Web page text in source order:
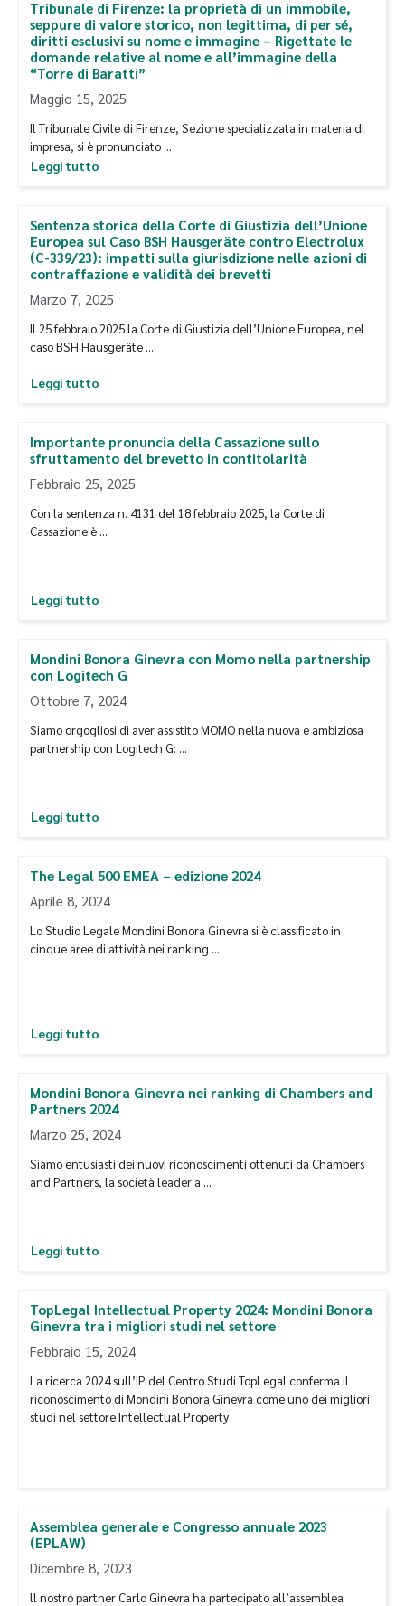
Tribunale di Firenze: la proprietà di un immobile,
seppure di valore storico, non legittima, di per sé,
diritti esclusivi su nome e immagine – Rigettate le
domande relative al nome e all’immagine della
“Torre di Baratti”
Maggio 15, 2025
Il Tribunale Civile di Firenze, Sezione specializzata in materia di
impresa, si è pronunciato …
Leggi tutto
Sentenza storica della Corte di Giustizia dell’Unione
Europea sul Caso BSH Hausgeräte contro Electrolux
(C-339/23): impatti sulla giurisdizione nelle azioni di
contraffazione e validità dei brevetti
Marzo 7, 2025
Il 25 febbraio 2025 la Corte di Giustizia dell’Unione Europea, nel
caso BSH Hausgeräte …
Leggi tutto
Importante pronuncia della Cassazione sullo
sfruttamento del brevetto in contitolarità
Febbraio 25, 2025
Con la sentenza n. 4131 del 18 febbraio 2025, la Corte di
Cassazione è …
Leggi tutto
Mondini Bonora Ginevra con Momo nella partnership
con Logitech G
Ottobre 7, 2024
Siamo orgogliosi di aver assistito MOMO nella nuova e ambiziosa
partnership con Logitech G: …
Leggi tutto
The Legal 500 EMEA – edizione 2024
Aprile 8, 2024
Lo Studio Legale Mondini Bonora Ginevra si è classificato in
cinque aree di attività nei ranking …
Leggi tutto
Mondini Bonora Ginevra nei ranking di Chambers and
Partners 2024
Marzo 25, 2024
Siamo entusiasti dei nuovi riconoscimenti ottenuti da Chambers
and Partners, la società leader a …
Leggi tutto
TopLegal Intellectual Property 2024: Mondini Bonora
Ginevra tra i migliori studi nel settore
Febbraio 15, 2024
La ricerca 2024 sull’IP del Centro Studi TopLegal conferma il
riconoscimento di Mondini Bonora Ginevra come uno dei migliori
studi nel settore Intellectual Property
Assemblea generale e Congresso annuale 2023
(EPLAW)
Dicembre 8, 2023
ll nostro partner Carlo Ginevra ha partecipato all’assemblea